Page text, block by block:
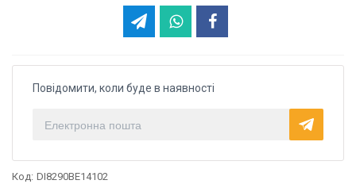
Повідомити, коли буде в наявності
Код: DI8290BE14102